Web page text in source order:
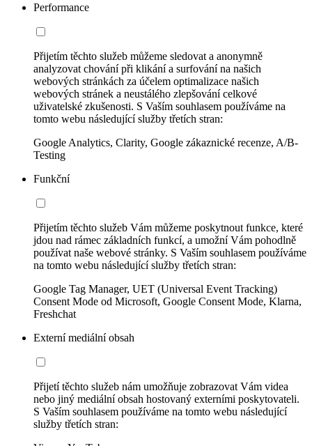
Performance
Přijetím těchto služeb můžeme sledovat a anonymně
analyzovat chování při klikání a surfování na našich
webových stránkách za účelem optimalizace našich
webových stránek a neustálého zlepšování celkové
uživatelské zkušenosti. S Vaším souhlasem používáme na
tomto webu následující služby třetích stran:
Google Analytics, Clarity, Google zákaznické recenze, A/B-
Testing
Funkční
Přijetím těchto služeb Vám můžeme poskytnout funkce, které
jdou nad rámec základních funkcí, a umožní Vám pohodlně
používat naše webové stránky. S Vaším souhlasem používáme
na tomto webu následující služby třetích stran:
Google Tag Manager, UET (Universal Event Tracking)
Consent Mode od Microsoft, Google Consent Mode, Klarna,
Freshchat
Externí mediální obsah
Přijetí těchto služeb nám umožňuje zobrazovat Vám videa
nebo jiný mediální obsah hostovaný externími poskytovateli.
S Vaším souhlasem používáme na tomto webu následující
služby třetích stran: